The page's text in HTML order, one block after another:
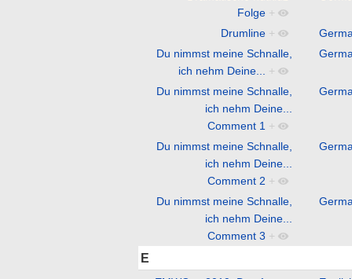
Folge +
Drumline +
Du nimmst meine Schnalle,
ich nehm Deine...
+
Du nimmst meine Schnalle,
ich nehm Deine...
Comment 1 +
Du nimmst meine Schnalle,
ich nehm Deine...
Comment 2 +
Du nimmst meine Schnalle,
ich nehm Deine...
Comment 3 +
E